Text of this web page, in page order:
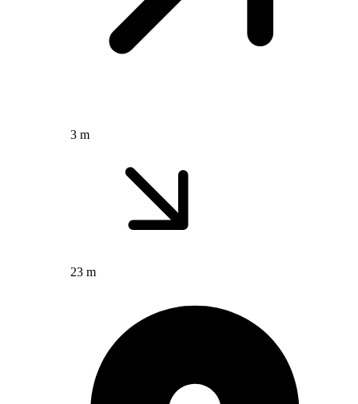
3 m
23 m